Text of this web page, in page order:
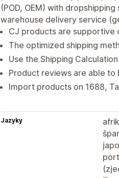
(POD, OEM) with
warehouse delivery service
CJ products are supportive
The optimized shipping
Use the Shipping
Product reviews are able
Import products on 1688,
Jazyky